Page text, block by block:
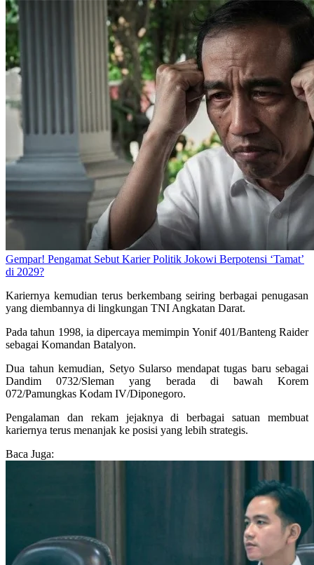
Gempar! Pengamat Sebut Karier Politik Jokowi Berpotensi ‘Tamat’
di 2029?
Kariernya kemudian terus berkembang seiring berbagai penugasan
yang diembannya di lingkungan TNI Angkatan Darat.
Pada tahun 1998, ia dipercaya memimpin Yonif 401/Banteng Raider
sebagai Komandan Batalyon.
Dua tahun kemudian, Setyo Sularso mendapat tugas baru sebagai
Dandim 0732/Sleman yang berada di bawah Korem
072/Pamungkas Kodam IV/Diponegoro.
Pengalaman dan rekam jejaknya di berbagai satuan membuat
kariernya terus menanjak ke posisi yang lebih strategis.
Baca Juga: